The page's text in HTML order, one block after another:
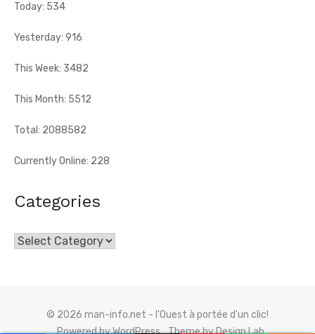
Today: 534
Yesterday: 916
This Week: 3482
This Month: 5512
Total: 2088582
Currently Online: 228
Categories
Categories
© 2026 man-info.net - l'Ouest à portée d'un clic!